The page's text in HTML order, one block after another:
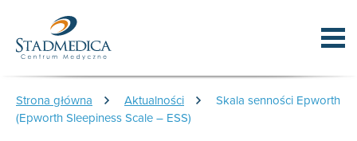
Strona główna Aktualności
Skala senności Epworth
(Epworth Sleepiness Scale – ESS)